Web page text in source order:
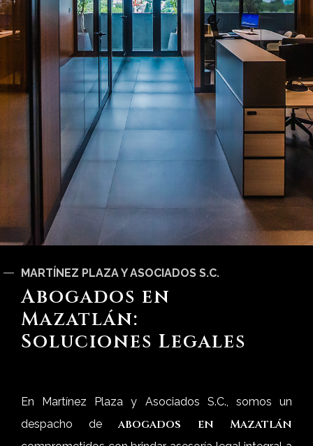
MARTÍNEZ PLAZA Y ASOCIADOS S.C.
Abogados en
Mazatlán:
Soluciones Legales
En Martínez Plaza y Asociados S.C., somos un
despacho de abogados en Mazatlán